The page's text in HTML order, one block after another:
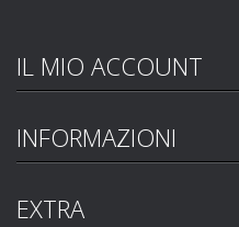
IL MIO ACCOUNT
INFORMAZIONI
EXTRA